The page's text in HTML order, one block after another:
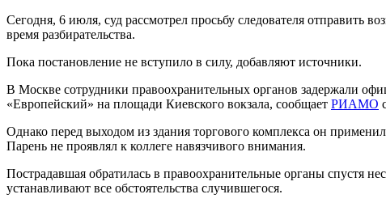
Сегодня, 6 июля, суд рассмотрел просьбу следователя
время разбирательства.
Пока постановление не вступило в силу, добавляют источники.
В Москве сотрудники правоохранительных органов задержали
«Европейский» на площади Киевского вокзала, сообщает РИАМО
Однако перед выходом из здания торгового комплекса он
Парень не проявлял к коллеге навязчивого внимания.
Пострадавшая обратилась в правоохранительные органы спустя
устанавливают все обстоятельства случившегося.